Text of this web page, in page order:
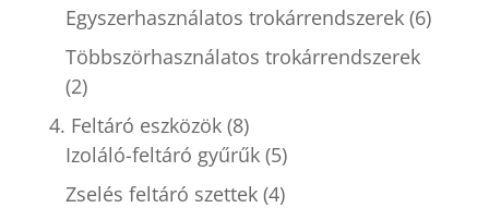
Egyszerhasználatos trokárrendszerek (6)
Többszörhasználatos trokárrendszerek
(2)
4. Feltáró eszközök (8)
Izoláló-feltáró gyűrűk (5)
Zselés feltáró szettek (4)